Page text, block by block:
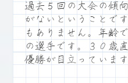
過去５回の大会の傾
がないということで
もありません。年齢
の選手です。３０歳
優勝が目立っています